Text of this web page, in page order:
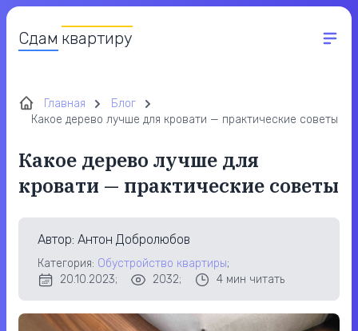
Сдам квартиру
Главная
Блог
Какое дерево лучше для кровати — практические советы
Какое дерево лучше для
кровати — практические советы
Автор: Антон Добролюбов
Категория: Обустройство квартиры;
20.10.2023;
2032; 4 мин читать